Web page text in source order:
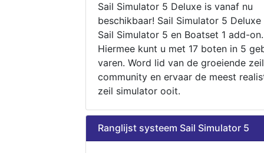
Sail Simulator 5 Deluxe is vanaf nu
beschikbaar! Sail Simulator 5
Sail Simulator 5 en Boatset 1 add-on.
Hiermee kunt u met 17 boten in 5
varen. Word lid van de groeiende zeil
community en ervaar de meest
zeil simulator ooit.
Ranglijst systeem Sail Simulator 5